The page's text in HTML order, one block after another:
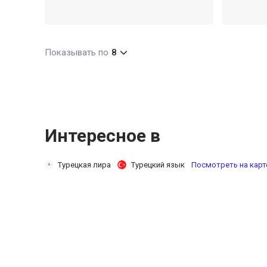
Показывать по 8
Интересное в
Турецкая лира Турецкий язык Посмотреть на